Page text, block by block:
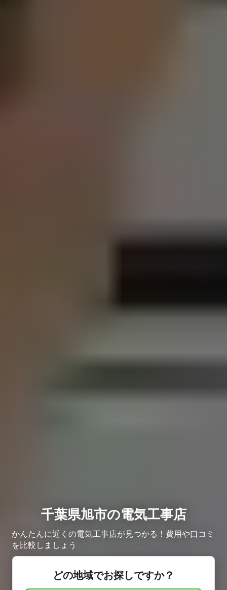
千葉県旭市の電気工事店
かんたんに近くの電気工事店が見つかる！費用や口コミ
を比較しましょう
どの地域でお探しですか？